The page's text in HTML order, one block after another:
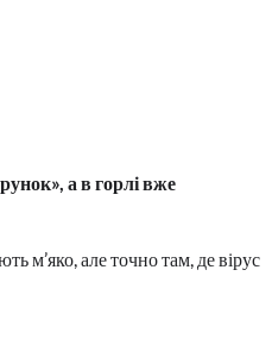
а в горлі вже
м’яко, але точно там, де вірус